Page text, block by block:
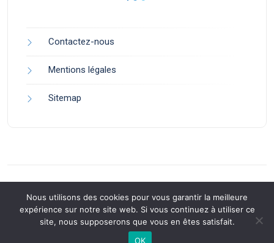
Contactez-nous
Mentions légales
Sitemap
Back to Top
Nous utilisons des cookies pour vous garantir la meilleure
expérience sur notre site web. Si vous continuez à utiliser ce
site, nous supposerons que vous en êtes satisfait.
OK